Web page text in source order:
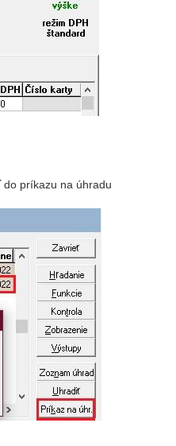
do príkazu na úhradu